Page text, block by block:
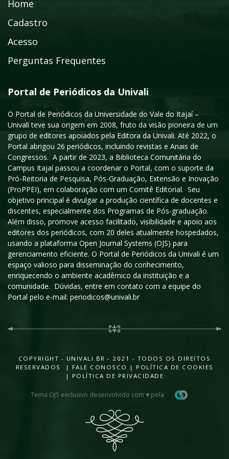
Home
Cadastro
Acesso
Perguntas Frequentes
Portal de Periódicos da Univali
O Portal de Periódicos da Universidade do Vale do Itajaí –
Univali teve sua origem em 2008, fruto da visão pioneira de um
grupo de editores apoiados pela Editora da Univali. Até 2022, o
Portal abrigou 26 periódicos, incluindo revistas e Anais de
Congressos. A partir de 2023, a Biblioteca Comunitária do
Campus Itajaí passou a coordenar o Portal, com o suporte da
Pró-Reitoria de Pesquisa, Pós-Graduação, Extensão e Inovação
(ProPPEI), em colaboração com um Comitê Editorial. Seu
objetivo principal é divulgar a produção científica de docentes e
discentes, especialmente dos Programas de Pós-graduação.
Além disso, promove acesso facilitado, visibilidade e apoio aos
editores dos periódicos, com 20 deles atualmente hospedados,
usando a plataforma Open Journal Systems (OJS) para
gerenciamento eficiente. O Portal de Periódicos da Univali é um
espaço valioso para disseminação do conhecimento,
enriquecendo o ambiente acadêmico da instituição e a
comunidade. Dúvidas, entre em contato com a equipe do
Portal pelo e-mail: periodicos@univali.br
COPYRIGHT - UNIVALI.BR - 2021 - TODOS OS DIREITOS
RESERVADOS |
FALE CONOSCO | POLÍTICA DE COOKIES
| POLÍTICA DE PRIVACIDADE
Tema OJS exclusivo desenvolvido com ♥ pela .